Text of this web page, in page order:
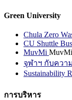
Green University
Chula Zero
CU Shuttle Bus
MuvMi MuvMi
จุฬาฯ กับควา
Sustainability
การบริหาร